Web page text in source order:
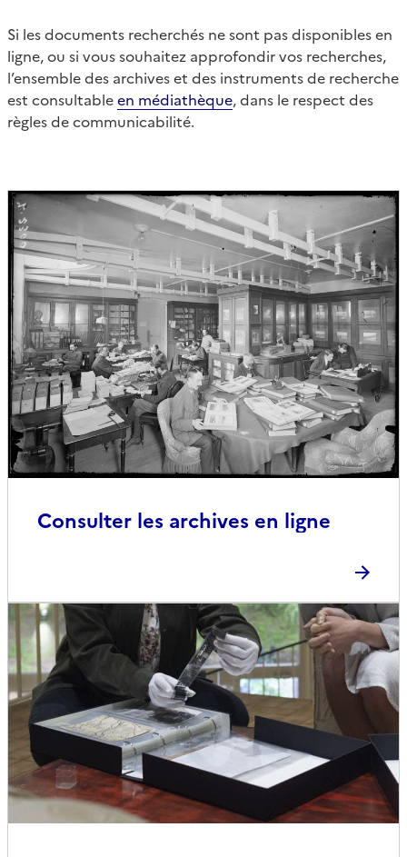
Si les documents recherchés ne sont pas disponibles en
ligne, ou si vous souhaitez approfondir vos recherches,
l’ensemble des archives et des instruments de recherche
est consultableen médiathèque, dans le respect des
règles de communicabilité.
Consulter les archives en ligne